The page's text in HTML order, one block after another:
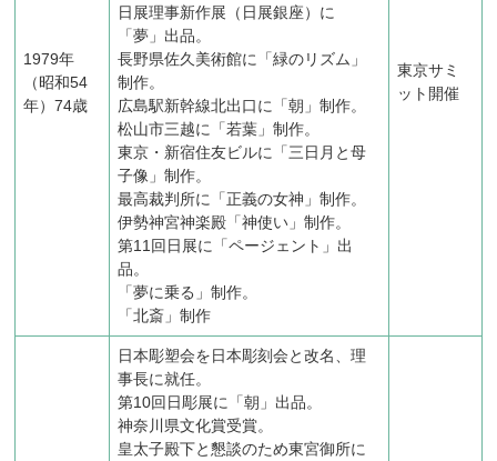
1979年
（昭和54
年）74歳
日展理事新作展（日展銀座）に
「夢」出品。
長野県佐久美術館に「緑のリズム」
制作。
広島駅新幹線北出口に「朝」制作。
松山市三越に「若葉」制作。
東京・新宿住友ビルに「三日月と母
子像」制作。
最高裁判所に「正義の女神」制作。
伊勢神宮神楽殿「神使い」制作。
第11回日展に「ページェント」出
品。
「夢に乗る」制作。
「北斎」制作
東京サミ
ット開催
日本彫塑会を日本彫刻会と改名、理
事長に就任。
第10回日彫展に「朝」出品。
神奈川県文化賞受賞。
皇太子殿下と懇談のため東宮御所に